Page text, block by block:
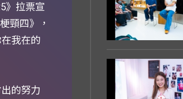
》拉票宣
頸四》，
我在的
的努力